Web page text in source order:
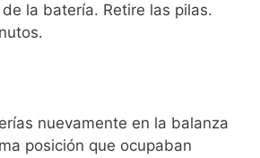
la batería. Retire las pilas.
nuevamente en la balanza
posición que ocupaban